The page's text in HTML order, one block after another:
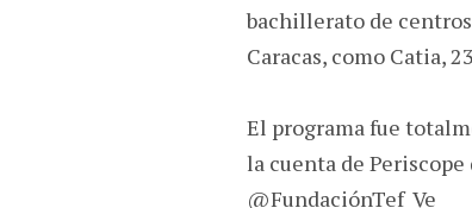
bachillerato de
Caracas, como Catia,
El programa fue
la cuenta de
@FundaciónTef_Ve